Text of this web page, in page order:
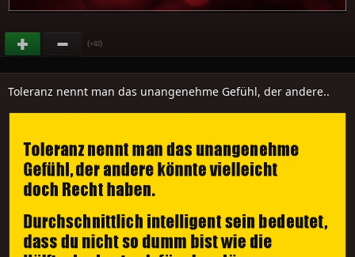
(+82)
Toleranz nennt man das unangenehme Gefühl, der andere..